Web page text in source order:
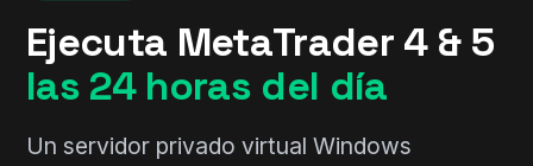
Ejecuta MetaTrader 4 & 5
las 24 horas del día
Un servidor privado virtual Windows